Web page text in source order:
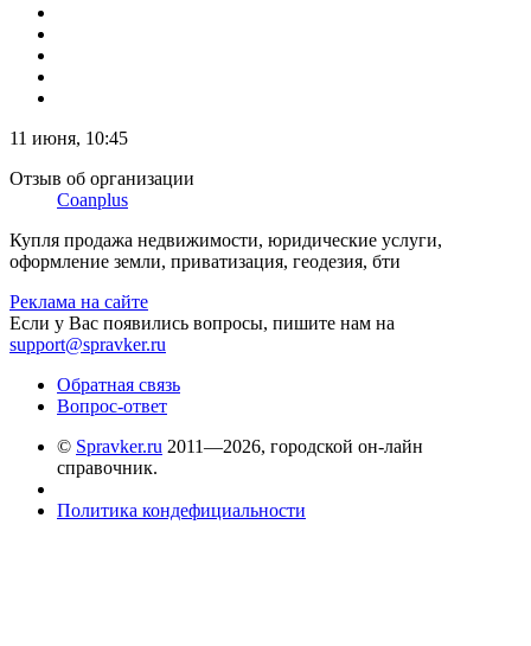
11 июня, 10:45
Отзыв об организации
Coanplus
Купля продажа недвижимости, юридические услуги,
оформление земли, приватизация, геодезия, бти
Реклама на сайте
Если у Вас появились вопросы, пишите нам на
support@spravker.ru
Обратная связь
Вопрос-ответ
© Spravker.ru 2011—2026, городской он-лайн
справочник.
Политика кондефициальности